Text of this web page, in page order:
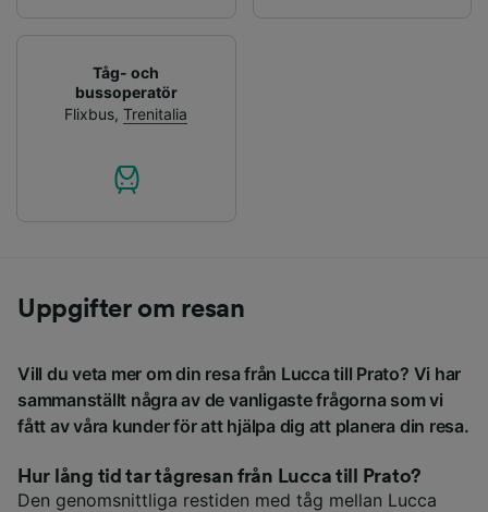
Tåg- och
bussoperatör
Flixbus,Trenitalia
Uppgifter om resan
Vill du veta mer om din resa från Lucca till Prato? Vi har
sammanställt några av de vanligaste frågorna som vi
fått av våra kunder för att hjälpa dig att planera din resa.
Hur lång tid tar tågresan från Lucca till Prato?
Den genomsnittliga restiden med tåg mellan Lucca